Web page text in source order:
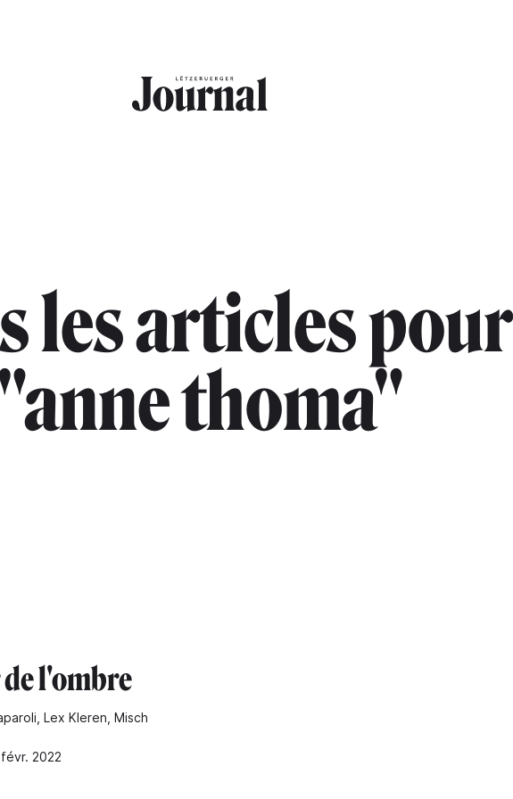
les articles pour
thoma"
l'ombre
Lex Kleren, Misch
2022